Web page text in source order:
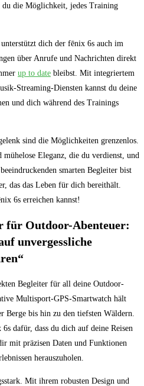
du die Möglichkeit, jedes ‍Training
dich ⁢der fēnix 6s ⁤auch im
über ⁢Anrufe und Nachrichten direkt
up to date bleibst. Mit integriertem
Streaming-Diensten kannst du deine
und dich während⁢ des Trainings
sind die Möglichkeiten grenzenlos.
Eleganz, die du verdienst, und
‌smarten Begleiter bist
das das ⁤Leben⁤ für dich bereithält.
⁣6s erreichen kannst!
für⁣ Outdoor-Abenteuer:
⁢unvergessliche
​Begleiter für all deine Outdoor-
Multisport-GPS-Smartwatch‍ hält⁤
​bis hin zu ‍den tiefsten Wäldern.
dafür, dass du dich auf deine Reisen
‌mit⁢ präzisen Daten und Funktionen
​herauszuholen.
Mit ihrem robusten Design und⁢